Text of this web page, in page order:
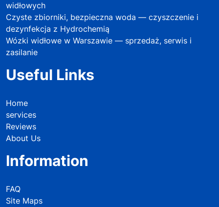
widłowych
Czyste zbiorniki, bezpieczna woda — czyszczenie i
dezynfekcja z Hydrochemią
Wózki widłowe w Warszawie — sprzedaż, serwis i
zasilanie
Useful Links
Home
services
Reviews
About Us
Information
FAQ
Site Maps